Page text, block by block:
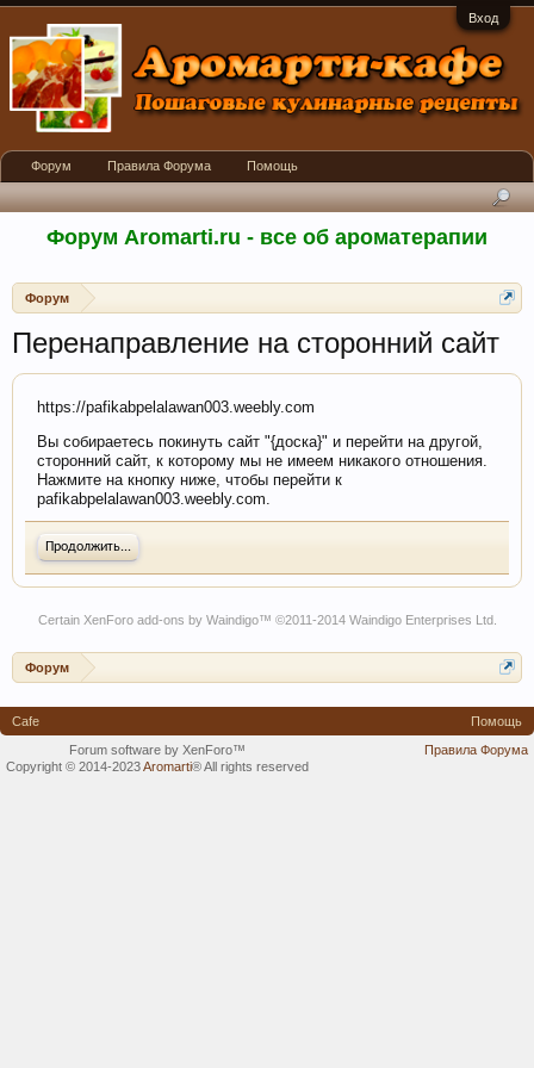
Вход
Форум Aromarti.ru - все об ароматерапии
Форум
Перенаправление на сторонний сайт
https://pafikabpelalawan003.weebly.com
Вы собираетесь покинуть сайт "{доска}" и перейти на другой,
сторонний сайт, к которому мы не имеем никакого отношения.
Нажмите на кнопку ниже, чтобы перейти к
pafikabpelalawan003.weebly.com.
Продолжить...
Certain XenForo add-ons by Waindigo™ ©2011-2014 Waindigo Enterprises Ltd.
Форум
Форум Правила Форума Помощь
Cafe
Помощь
Правила Форума
Forum software by XenForo™
Copyright © 2014-2023Aromarti®All rights reserved